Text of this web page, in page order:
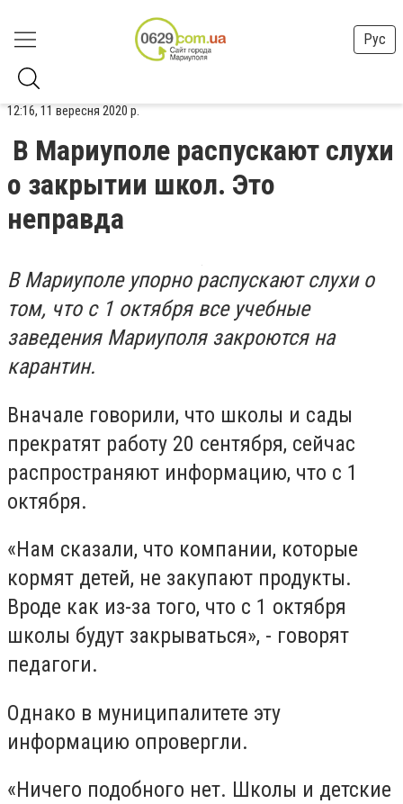
Рус
12:16, 11 вересня 2020 р.
В Мариуполе распускают слухи
о закрытии школ. Это
неправда
В Мариуполе упорно распускают слухи о
том, что с 1 октября все учебные
заведения Мариуполя закроются на
карантин.
Вначале говорили, что школы и сады
прекратят работу 20 сентября, сейчас
распространяют информацию, что с 1
октября.
«Нам сказали, что компании, которые
кормят детей, не закупают продукты.
Вроде как из-за того, что с 1 октября
школы будут закрываться», - говорят
педагоги.
Однако в муниципалитете эту
информацию опровергли.
«Ничего подобного нет. Школы и детские